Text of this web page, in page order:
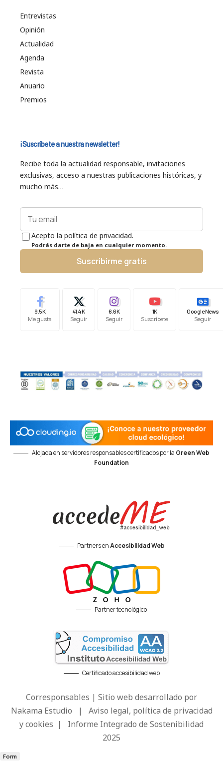
Entrevistas
Opinión
Actualidad
Agenda
Revista
Anuario
Premios
¡Suscríbete a nuestra newsletter!
Recibe toda la actualidad responsable, invitaciones
exclusivas, acceso a nuestras publicaciones históricas, y
mucho más…
Acepto la política de privacidad.
Podrás darte de baja en cualquier momento.
Suscribirme gratis
9.5K
Me gusta
41.4K
Seguir
6.6K
Seguir
1K
Suscríbete
Google News
Seguir
Alojada en servidores responsables certificados por la Green Web
Foundation
Partners enAccesibilidad Web
Partner tecnológico
Certificado accesibilidad web
Corresponsables | Sitio web desarrollado por
Nakama Estudio | Aviso legal, política de privacidad
y cookies | Informe Integrado de Sostenibilidad
2025
Form